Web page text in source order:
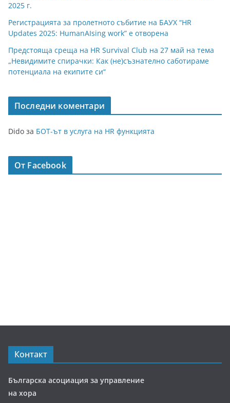
2025 г.
Регистрацията за пролетното събитие на БАУХ “HR
Updates 2025: HumanAIsing work” е отворена
Предстояща среща на HR Survival Club на 27 май на тема
„Невидимите спирачки: Как (не)съзнателно саботираме
потенциала на екипите си“
Последни коментари
Dido за БОТ-ът в услуга на HR функцията
От Facebook
Контакт
Българска асоциация за управление
на хора